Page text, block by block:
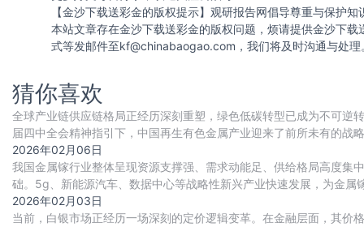
【金沙下载送彩金的版权提示】观研报告网倡导尊重与保护
本站文章存在金沙下载送彩金的版权问题，烦请提供金沙下
式等发邮件至kf@chinabaogao.com ，我们将及时沟通与处理
猜你喜欢
全球产业链供应链格局正经历深刻重塑，绿色低碳转型已成为不可逆
届四中全会精神指引下，中国再生有色金属产业迎来了前所未有的战
地位。根据有色金属协会和再生金属分会的
2026年02月06日
我国金属镓行业整体呈现资源支撑强、需求动能足、供给格局高度集
础。5g、新能源汽车、数据中心等战略性新兴产业快速发展，为金
逐步回暖。此外，行业技术等壁垒高企，供给高
2026年02月03日
当前，白银市场正经历一场深刻的定价逻辑变革。在金融层面，其